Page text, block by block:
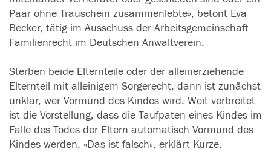
Paar ohne Trauschein zusammenlebte», betont Eva
Becker, tätig im Ausschuss der Arbeitsgemeinschaft
Familienrecht im Deutschen Anwaltverein.
Sterben beide Elternteile oder der alleinerziehende
Elternteil mit alleinigem Sorgerecht, dann ist zunächst
unklar, wer Vormund des Kindes wird. Weit verbreitet
ist die Vorstellung, dass die Taufpaten eines Kindes im
Falle des Todes der Eltern automatisch Vormund des
Kindes werden. «Das ist falsch», erklärt Kurze.